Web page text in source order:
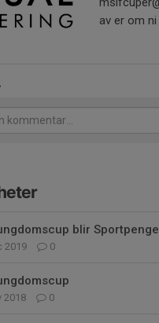
av er om
blir
2019 0
2018 0